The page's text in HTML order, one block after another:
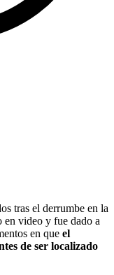
tras el derrumbe en la
en video y fue dado a
en que el
de ser localizado